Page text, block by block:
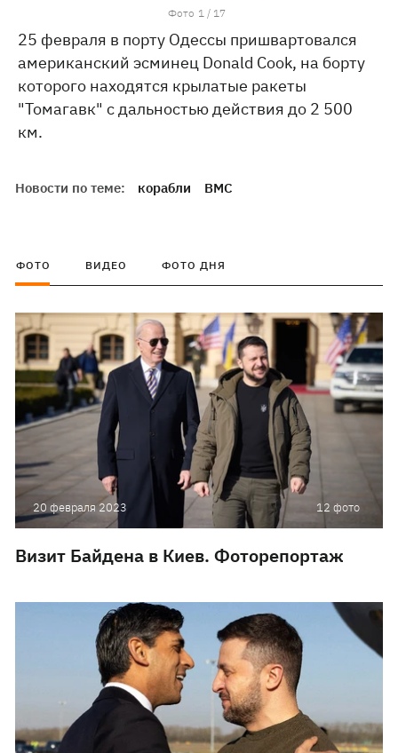
25 февраля в порту Одессы пришвартовался
американский эсминец Donald Cook, на борту
которого находятся крылатые ракеты
"Томагавк" с дальностью действия до 2 500
км.
Фото 1 / 17
Новости по теме: корабли ВМС
ФОТО ВИДЕО ФОТО ДНЯ
20 февраля 2023 12 фото
Визит Байдена в Киев. Фоторепортаж